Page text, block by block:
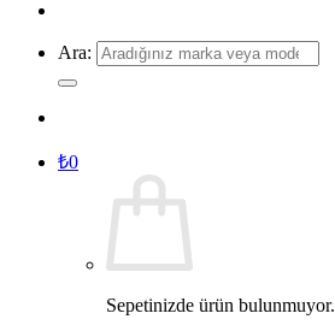
Ara:
₺0
Sepetinizde ürün bulunmuyor.